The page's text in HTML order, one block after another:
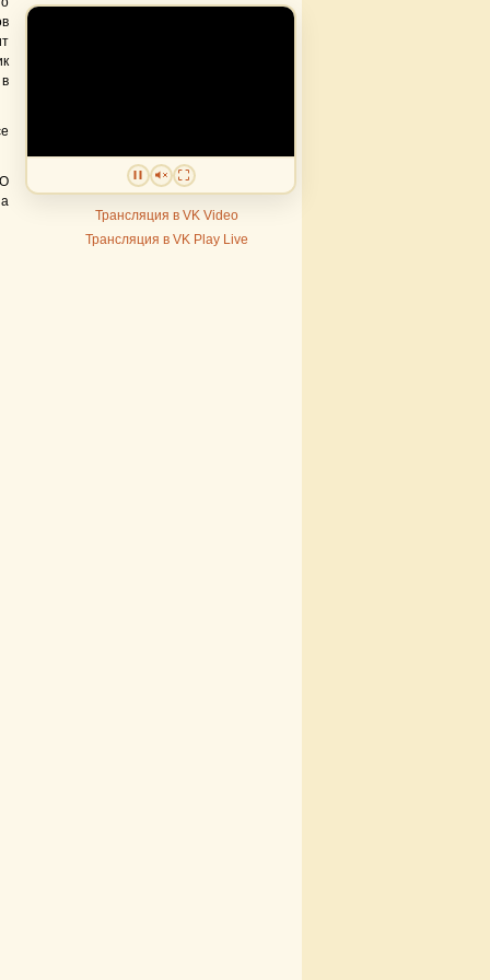
Трансляция в VK Video
Трансляция в VK Play Live